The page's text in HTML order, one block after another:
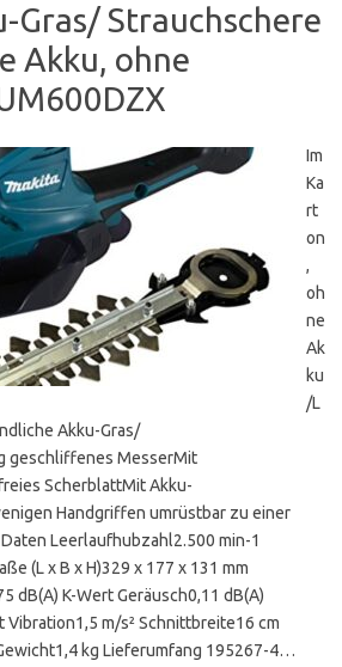
Gras/ Strauchschere
Akku, ohne
Im
Ka
rt
on
,
oh
ne
Ak
ku
/L
Akku-Gras/
geschliffenes MesserMit
ScherblattMit Akku-
Handgriffen umrüstbar zu einer
Leerlaufhubzahl2.500 min-1
(L x B x H)329 x 177 x 131 mm
dB(A) K-Wert Geräusch0,11 dB(A)
Vibration1,5 m/s² Schnittbreite16 cm
kg Lieferumfang 195267-4…